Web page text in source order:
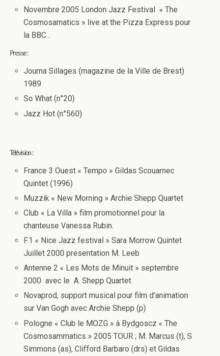
Novembre 2005 London Jazz Festival « The
Cosmosamatics » live at the Pizza Express pour
la BBC .
Presse :
Journa Sillages (magazine de la Ville de Brest)
1989
So What (n°20)
Jazz Hot (n°560)
Télévision :
France 3 Ouest « Tempo » Gildas Scouarnec
Quintet (1996)
Muzzik « New Morning » Archie Shepp Quartet
Club « La Villa » film promotionnel pour la
chanteuse Vanessa Rubin.
F.1 « Nice Jazz festival » Sara Morrow Quintet
Juillet 2000 presentation M. Leeb
Antenne 2 « Les Mots de Minuit » septembre
2000 avec le A. Shepp Quartet
Novaprod, support musical pour film d’animation
sur Van Gogh avec Archie Shepp (p)
Pologne « Club le MOZG » à Bydgoscz « The
Cosmosammatics » 2005 TOUR ; M. Marcus (t), S
Simmons (as), Clifford Barbaro (drs) et Gildas